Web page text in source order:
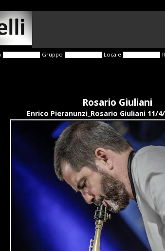
Gruppo Locale
Rosario Giuliani
Enrico Pieranunzi_Rosario Giuliani 11/